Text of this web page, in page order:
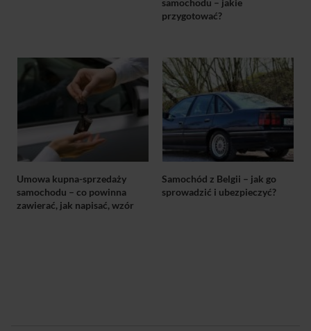
przygotować?
Umowa kupna-sprzedaży
samochodu – co powinna
zawierać, jak napisać, wzór
Samochód z Belgii – jak go
sprowadzić i ubezpieczyć?